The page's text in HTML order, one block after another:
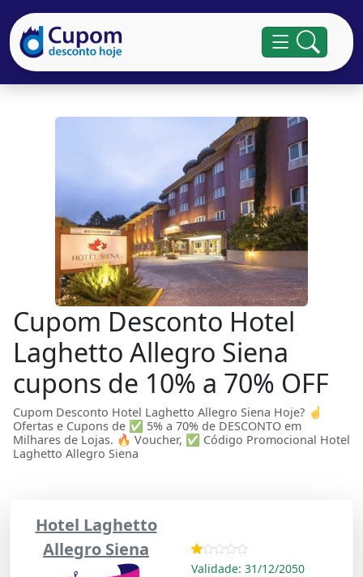
Cupom Desconto Hotel
Laghetto Allegro Siena
cupons de 10% a 70% OFF
Cupom Desconto Hotel Laghetto Allegro Siena Hoje? ☝
Ofertas e Cupons de ✅ 5% a 70% de DESCONTO em
Milhares de Lojas. 🔥 Voucher, ✅ Código Promocional Hotel
Laghetto Allegro Siena
Hotel Laghetto
Allegro Siena
Validade: 31/12/2050